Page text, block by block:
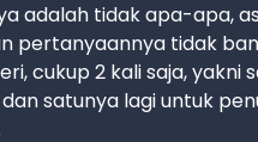
adalah tidak apa-apa,
pertanyaannya tidak
cukup 2 kali saja, yakni
satunya lagi untuk